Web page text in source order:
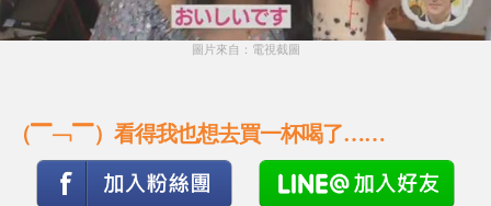
圖片來自：電視截圖
（▔﹁▔）看得我也想去買一杯喝了……